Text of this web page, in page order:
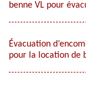
benne VL pour
Évacuation
pour la location de